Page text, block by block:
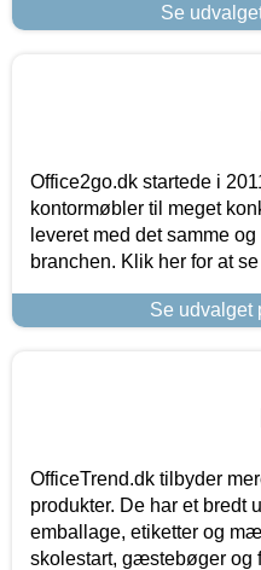
Se
Office2go.dk startede i
kontormøbler til meget
leveret med det samme
branchen. Klik her for at
Se udvalget
OfficeTrend.dk tilbyder
produkter. De har et bredt
emballage, etiketter og
skolestart, gæstebøger og